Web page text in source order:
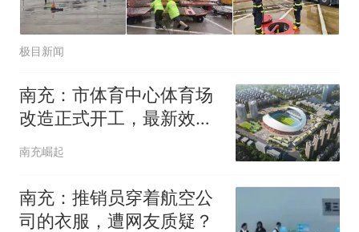
极目新闻
南充：市体育中心体育场
改造正式开工，最新效果
图曝光来了
南充崛起
南充：推销员穿着航空公
司的衣服，遭网友质疑？